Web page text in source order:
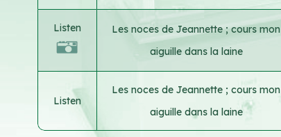
Listen
Les noces de Jeannette ; cours mon
aiguille dans la laine
Listen
Les noces de Jeannette ; cours mon
aiguille dans la laine